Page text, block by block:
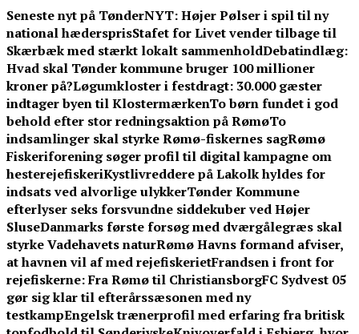
Skip
to
content
Seneste nyt på TønderNYT:Højer Pølser i spil til ny
national hædersprisStafet for Livet vender tilbage til
Skærbæk med stærkt lokalt sammenholdDebatindlæg:
Hvad skal Tønder kommune bruger 100 millioner
kroner på?Løgumkloster i festdragt: 30.000 gæster
indtager byen til KlostermærkenTo børn fundet i god
behold efter stor redningsaktion på RømøTo
indsamlinger skal styrke Rømø-fiskernes sagRømø
Fiskeriforening søger profil til digital kampagne om
hesterejefiskeriKystlivreddere på Lakolk hyldes for
indsats ved alvorlige ulykkerTønder Kommune
efterlyser seks forsvundne siddekuber ved Højer
SluseDanmarks første forsøg med dværgålegræs skal
styrke Vadehavets naturRømø Havns formand afviser,
at havnen vil af med rejefiskerietFrandsen i front for
rejefiskerne: Fra Rømø til ChristiansborgFC Sydvest 05
gør sig klar til efterårssæsonen med ny
testkampEngelsk trænerprofil med erfaring fra britisk